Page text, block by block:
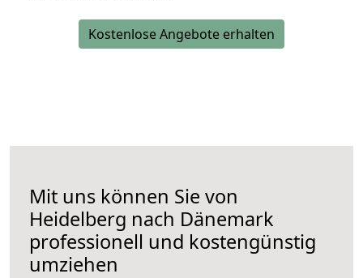
Kostenlose Angebote erhalten
Mit uns können Sie von
Heidelberg nach Dänemark
professionell und kostengünstig
umziehen